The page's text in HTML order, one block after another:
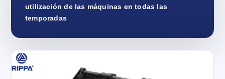
utilización de las máquinas en todas las
temporadas